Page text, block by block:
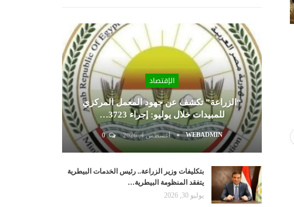
الإقتصاد
“الزراعة” تكشف عن جهود المعمل المركزي
للمبيدات خلال يوليو: إجراء 3723…
WEBADMIN أغسطس 4, 2026 0
بتكليفات وزير الزراعة.. رئيس الخدمات البيطرية
يتفقد المنظومة البيطرية…
يوليو 30, 2026